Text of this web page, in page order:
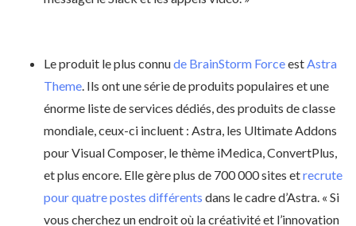
Le produit le plus connude BrainStorm Forceest Astra
Theme . Ils ont une série de produits populaires et une
énorme liste de services dédiés, des produits de classe
mondiale, ceux-ci incluent : Astra, les Ultimate Addons
pour Visual Composer, le thème iMedica, ConvertPlus,
et plus encore. Elle gère plus de 700 000 sites etrecrute
pour quatre postes différents dans le cadre d’Astra. « Si
vous cherchez un endroit où la créativité et l’innovation